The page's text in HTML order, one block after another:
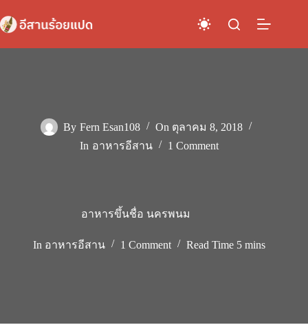
to
content
By Fern Esan108 On ตุลาคม 8, 2018
In อาหารอีสาน 1 Comment
อาหารขึ้นชื่อ นครพนม
In อาหารอีสาน 1 Comment Read Time 5 mins